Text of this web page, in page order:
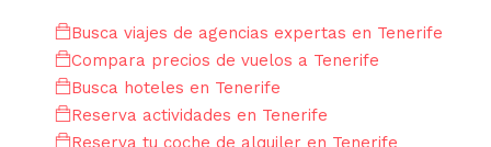
Busca viajes de agencias expertas en Tenerife
Compara precios de vuelos a Tenerife
Busca hoteles en Tenerife
Reserva actividades en Tenerife
Reserva tu coche de alquiler en Tenerife